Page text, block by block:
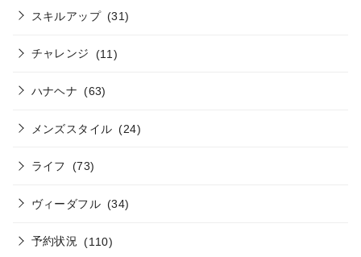
スキルアップ (31)
チャレンジ (11)
ハナヘナ (63)
メンズスタイル (24)
ライフ (73)
ヴィーダフル (34)
予約状況 (110)